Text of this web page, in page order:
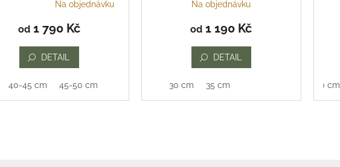
Na objednávku
od 1 790 Kč
DETAIL
40-45 cm 45-50 cm
Na objednávku
od 1 190 Kč
DETAIL
30 cm 35 cm 35-40 cm